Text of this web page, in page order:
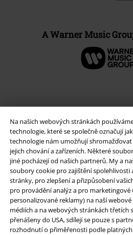
Na našich webových stránkách
technologie, které se společně označují
technologie nám umožňují
jejich chování a zařízeních. Některé
jiné pocházejí od našich partnerů. My a
soubory cookie pro zajištění spolehlivosti
stránky, pro zlepšení a přizpůsobení
pro provádění analýz a pro marketingové
personalizované reklamy) na naší
médiích a na webových stránkách třetích
přenášeny do USA, sdílejí se pouze s
rozhodnutí o přiměřenosti podle
A Warner Music
Právní informace
Podmínky
Prohlášení